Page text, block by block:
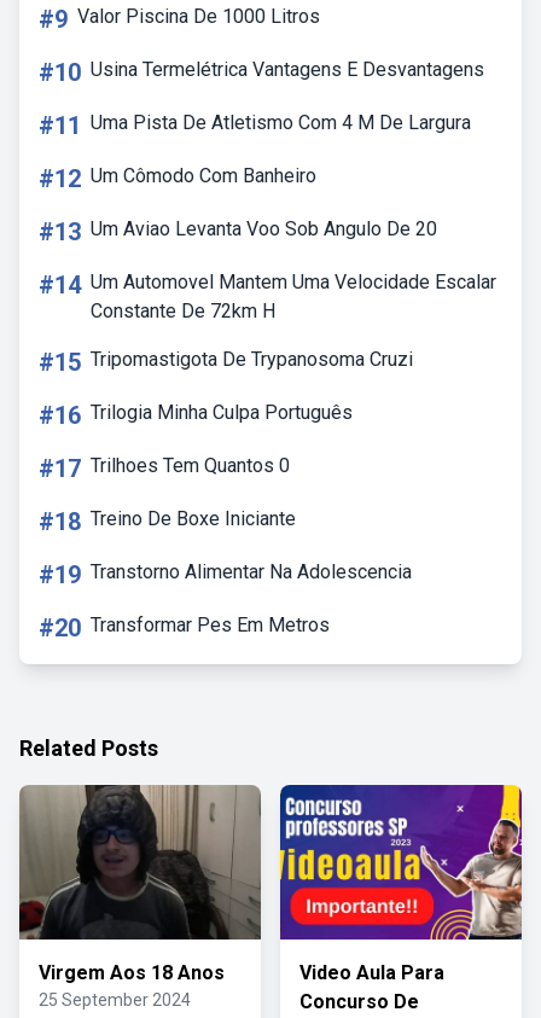
#9 Valor Piscina De 1000 Litros
#10 Usina Termelétrica Vantagens E Desvantagens
#11 Uma Pista De Atletismo Com 4 M De Largura
#12 Um Cômodo Com Banheiro
#13 Um Aviao Levanta Voo Sob Angulo De 20
#14 Um Automovel Mantem Uma Velocidade Escalar
Constante De 72km H
#15 Tripomastigota De Trypanosoma Cruzi
#16 Trilogia Minha Culpa Português
#17 Trilhoes Tem Quantos 0
#18 Treino De Boxe Iniciante
#19 Transtorno Alimentar Na Adolescencia
#20 Transformar Pes Em Metros
Related Posts
Virgem Aos 18 Anos
25 September 2024
Video Aula Para
Concurso De